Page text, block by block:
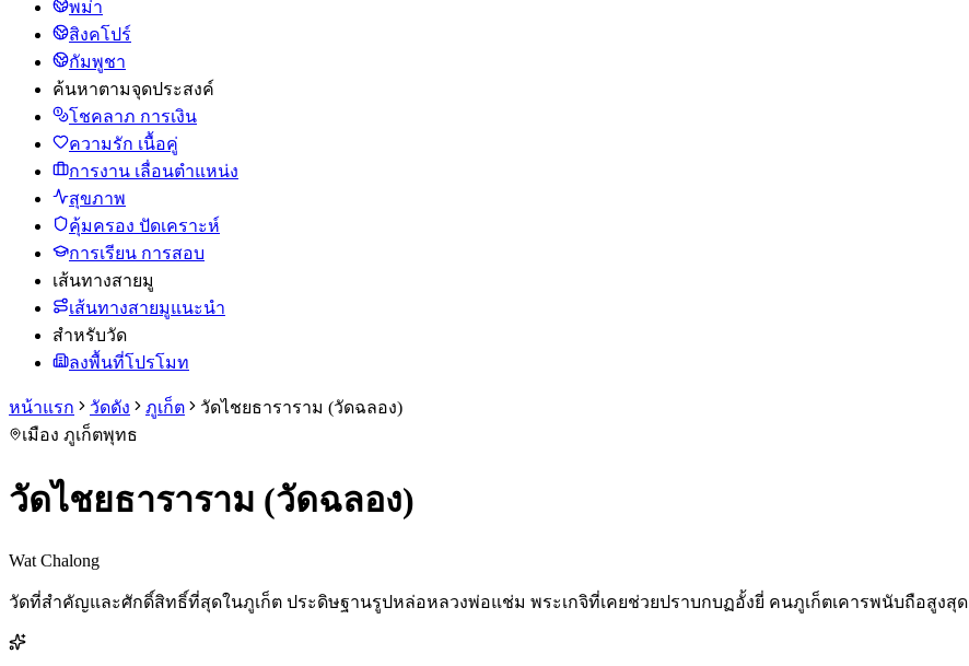
พม่า
สิงคโปร์
กัมพูชา
ค้นหาตามจุดประสงค์
โชคลาภ การเงิน
ความรัก เนื้อคู่
การงาน เลื่อนตำแหน่ง
สุขภาพ
คุ้มครอง ปัดเคราะห์
การเรียน การสอบ
เส้นทางสายมู
เส้นทางสายมูแนะนำ
สำหรับวัด
ลงพื้นที่โปรโมท
หน้าแรก วัดดัง ภูเก็ต
วัดไชยธาราราม (วัดฉลอง)
เมือง ภูเก็ตพุทธ
วัดไชยธาราราม (วัดฉลอง)
Wat Chalong
วัดที่สำคัญและศักดิ์สิทธิ์ที่สุดในภูเก็ต ประดิษฐานรูปหล่อหลวงพ่อแช่ม พระเกจิที่เคยช่วยปราบกบฏอั้งยี่ คนภูเก็ตเคารพนับถือสูงสุด